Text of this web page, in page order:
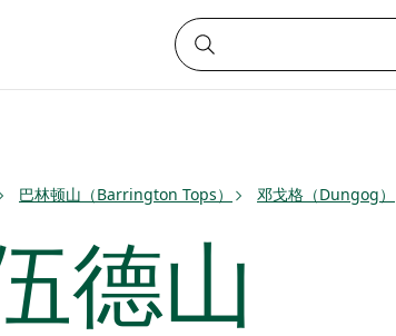
巴林顿山（Barrington Tops） 邓戈格（Dungog）
德山